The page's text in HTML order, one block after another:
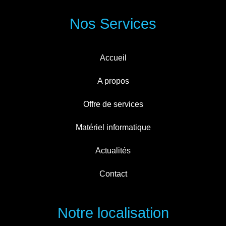
Nos Services
Accueil
A propos
Offre de services
Matériel informatique
Actualités
Contact
Notre localisation